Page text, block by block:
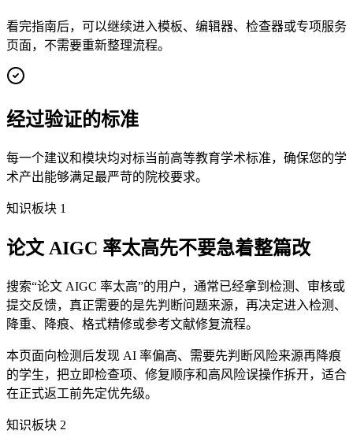
看完指南后，可以继续进入模板、编辑器、检查器或专项服务
页面，不需要重新整理流程。
经过验证的标准
每一个建议和模块均对标当前高等教育学术标准，确保您的学
术产出能够满足最严苛的院校要求。
知识板块 1
论文 AIGC 率太高先不要急着整篇改
搜索“论文 AIGC 率太高”的用户，通常已经拿到检测、审核或
提交反馈，真正需要的是先判断问题来源，再决定进入检测、
降重、降痕、格式精修或参考文献修复流程。
本页面向检测后发现 AI 率偏高、需要先判断风险来源再降痕
的学生，把立即检查项、修复顺序和高风险误操作拆开，适合
在正式返工前先定优先级。
知识板块 2